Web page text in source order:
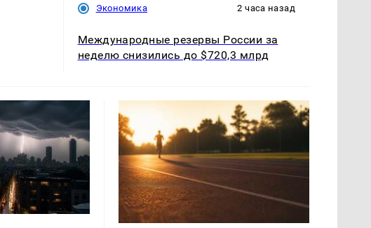
Экономика 2 часа назад
Международные резервы России за
неделю снизились до $720,3 млрд